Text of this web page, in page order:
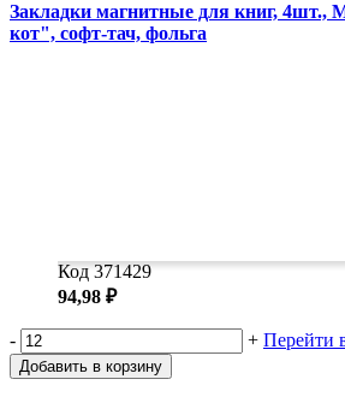
Закладки магнитные для книг, 4шт.,
кот", софт-тач, фольга
Код 371429
94,98 ₽
- + Перейти
Добавить в корзину